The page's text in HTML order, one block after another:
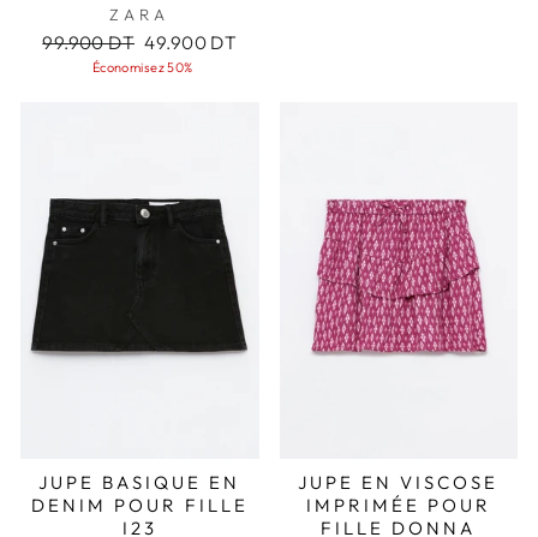
ZARA
Prix
régulier
99.900 DT Prix
réduit
49.900 DT
Économisez 50%
JUPE BASIQUE EN
DENIM POUR FILLE
I23
JUPE EN VISCOSE
IMPRIMÉE POUR
FILLE DONNA